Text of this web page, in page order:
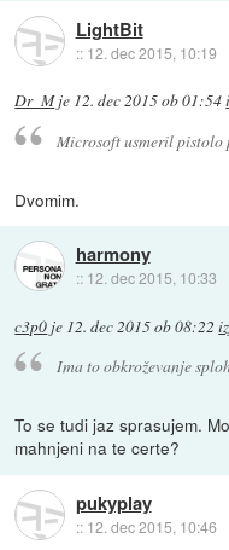
LightBit
:: 12. dec 2015, 10:19
Dr_Mje 12. dec 2015 ob 01:54
Microsoft usmeril pistolo
Dvomim.
harmony
:: 12. dec 2015, 10:33
c3p0 je 12. dec 2015 ob 08:22
Ima to obkroževanje
To se tudi jaz sprasujem.
mahnjeni na te certe?
pukyplay
:: 12. dec 2015, 10:46